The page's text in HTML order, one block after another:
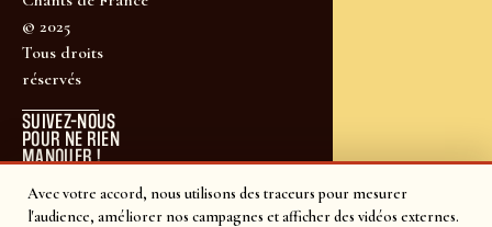
Avec votre accord, nous utilisons des traceurs pour mesurer
l'audience, améliorer nos campagnes et afficher des vidéos externes.
© 2025
Tous droits
réservés
SUIVEZ-NOUS
POUR NE RIEN
MANQUER !